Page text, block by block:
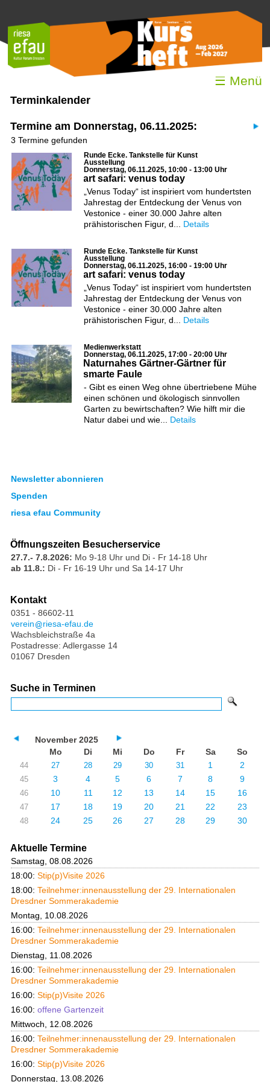
☰ Menü
Terminkalender
Termine am Donnerstag, 06.11.2025:
3 Termine gefunden
Runde Ecke. Tankstelle für Kunst
Ausstellung
Donnerstag, 06.11.2025, 10:00 - 13:00 Uhr
art safari: venus today
„Venus Today“ ist inspiriert vom hundertsten
Jahrestag der Entdeckung der Venus von
Vestonice - einer 30.000 Jahre alten
prähistorischen Figur, d... Details
Runde Ecke. Tankstelle für Kunst
Ausstellung
Donnerstag, 06.11.2025, 16:00 - 19:00 Uhr
art safari: venus today
„Venus Today“ ist inspiriert vom hundertsten
Jahrestag der Entdeckung der Venus von
Vestonice - einer 30.000 Jahre alten
prähistorischen Figur, d... Details
Medienwerkstatt
Donnerstag, 06.11.2025, 17:00 - 20:00 Uhr
Naturnahes Gärtner-Gärtner für
smarte Faule
- Gibt es einen Weg ohne übertriebene Mühe
einen schönen und ökologisch sinnvollen
Garten zu bewirtschaften? Wie hilft mir die
Natur dabei und wie... Details
Newsletter abonnieren
Spenden
riesa efau Community
Öffnungszeiten Besucherservice
27.7.- 7.8.2026: Mo 9-18 Uhr und Di - Fr 14-18 Uhr
ab 11.8.: Di - Fr 16-19 Uhr und Sa 14-17 Uhr
Kontakt
0351 - 86602-11
verein
riesa-efau.de
Wachsbleichstraße 4a
Postadresse: Adlergasse 14
01067 Dresden
Suche in Terminen
November 2025
Mo
Di Mi Do Fr Sa So
44 27 28 29 30 31 1 2
45 3 4 5 6 7 8 9
46 10 11 12 13 14 15 16
47 17 18 19 20 21 22 23
48 24 25 26 27 28 29 30
Aktuelle Termine
Samstag, 08.08.2026
18:00: Stip(p)Visite 2026
18:00: Teilnehmer:innenausstellung der 29. Internationalen
Dresdner Sommerakademie
Montag, 10.08.2026
16:00: Teilnehmer:innenausstellung der 29. Internationalen
Dresdner Sommerakademie
Dienstag, 11.08.2026
16:00: Teilnehmer:innenausstellung der 29. Internationalen
Dresdner Sommerakademie
16:00: Stip(p)Visite 2026
16:00: offene Gartenzeit
Mittwoch, 12.08.2026
16:00: Teilnehmer:innenausstellung der 29. Internationalen
Dresdner Sommerakademie
16:00: Stip(p)Visite 2026
Donnerstag, 13.08.2026